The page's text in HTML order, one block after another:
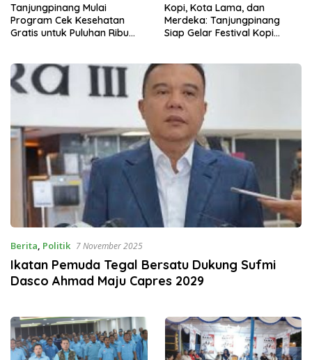
Tanjungpinang Mulai
Program Cek Kesehatan
Gratis untuk Puluhan Ribu
Kopi, Kota Lama, dan
Merdeka: Tanjungpinang
Siap Gelar Festival Kopi
Berita, Politik 7 November 2025
Ikatan Pemuda Tegal Bersatu Dukung Sufmi
Dasco Ahmad Maju Capres 2029